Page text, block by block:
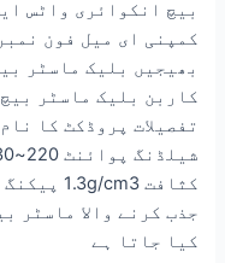
بیچ انکوائری واٹس
کمپنی ای میل فون
بھیجیں بلیک ماسٹر
کاربن بلیک ماسٹر
تفصیلات پروڈکٹ کا
جذب کرنے والا ماسٹر
کیا جاتا ہے